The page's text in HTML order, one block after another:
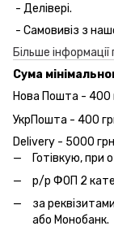
- Делівері.
- Самовивіз з
Більше
Сума
Нова Пошта - 400
УкрПошта - 400
Delivery - 5000
Готівкую, при
р/р ФОП 2
за
або Монобанк.